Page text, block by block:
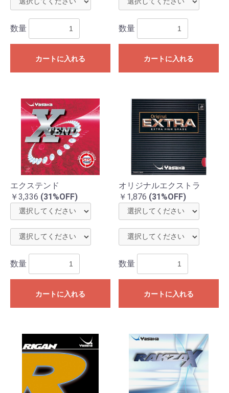
数量
カートに入れる
数量
カートに入れる
エクステンド
￥3,336 (31%OFF)
数量
カートに入れる
オリジナルエクストラ
￥1,876 (31%OFF)
数量
カートに入れる